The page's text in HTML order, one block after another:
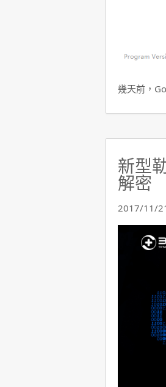
幾天前，
新型
解密
2017/11/